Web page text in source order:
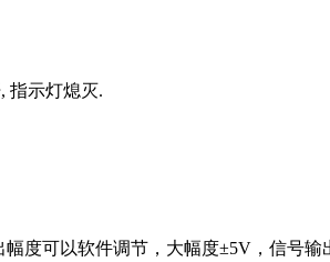
指示灯熄灭.
度可以软件调节，大幅度±5V，信号输